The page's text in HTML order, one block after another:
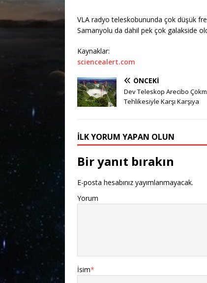
VLA radyo teleskobununda çok düşük
Samanyolu da dahil pek çok galakside
Kaynaklar:
sciencealert.com
ÖNCEKI
Dev Teleskop Arecibo
Tehlikesiyle Karşı Karşıya
İLK YORUM YAPAN OLUN
Bir yanıt bırakın
E-posta hesabınız yayımlanmayacak.
Yorum
İsim*